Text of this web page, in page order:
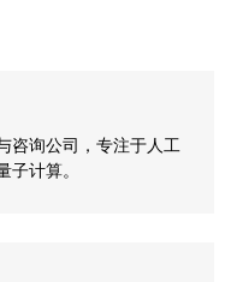
咨询公司，专注于人工
子计算。